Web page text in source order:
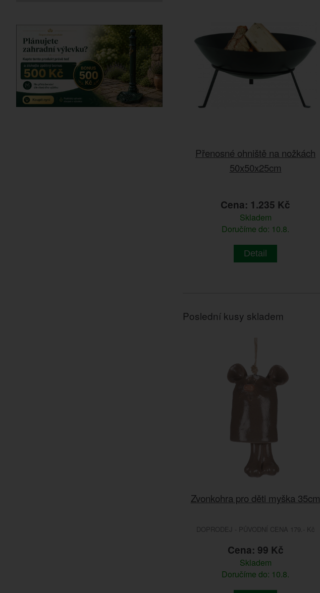
Přenosné ohniště na nožkách
50x50x25cm
Cena: 1.235 Kč
Skladem
Doručíme do: 10.8.
Detail
Poslední kusy skladem
Zvonkohra pro děti myška 35cm
DOPRODEJ - PŮVODNÍ CENA 179.- Kč
Cena: 99 Kč
Skladem
Doručíme do: 10.8.